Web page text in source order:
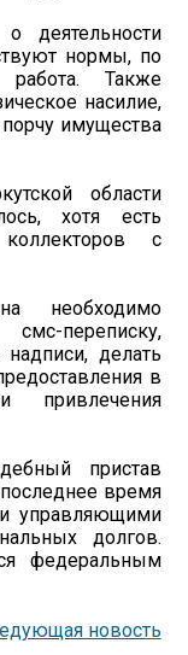
деятельности
нормы, по
Также
насилие,
имущества
области
хотя есть
с
необходимо
переписку,
делать
в
привлечения
пристав
последнее время
управляющими
долгов.
федеральным
новость